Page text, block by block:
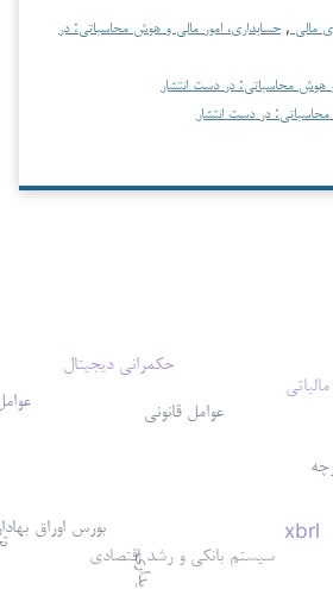
مالی , حسابداری، امور مالی و هوش محاسباتی: در
هوش محاسباتی: در دست انتشار
در دست انتشار
سیستم بانکی و رشد اقتصادی
بورس اوراق
عوامل قانونی
xbrl
حکمرانی دیجیتال